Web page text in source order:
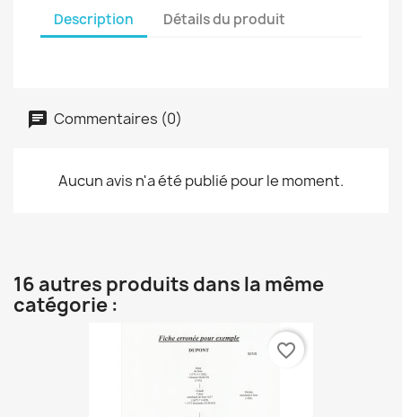
Description Détails du produit
Commentaires (0)
Aucun avis n'a été publié pour le moment.
16 autres produits dans la même
catégorie :
favorite_border